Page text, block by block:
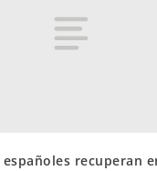
recuperan